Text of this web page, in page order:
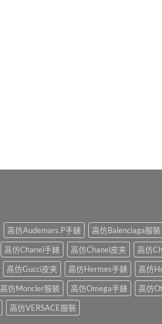
高仿Audemars.P手錶 高仿Balenciaga服裝
高仿Chanel手錶 高仿Chanel皮夹 高仿
高仿Gucci皮夹 高仿Hermes手錶 高仿
高仿Moncler服裝 高仿Omega手錶 高仿
高仿VERSACE服裝